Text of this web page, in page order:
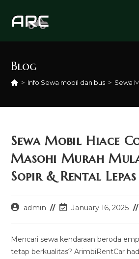
Blog
> Info Sewa mobil dan bus > Sewa
Sewa Mobil Hiace
Masohi Murah
Sopir & Rental
Postadmin
PostJanuary 16, 2025
Mencari sewa kendaraan beroda
tetap berkualitas? ArimbiRentCar